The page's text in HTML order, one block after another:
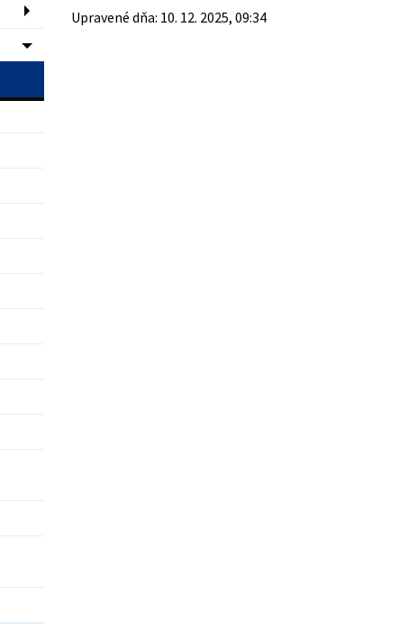
Upravené dňa: 10. 12. 2025, 09:34